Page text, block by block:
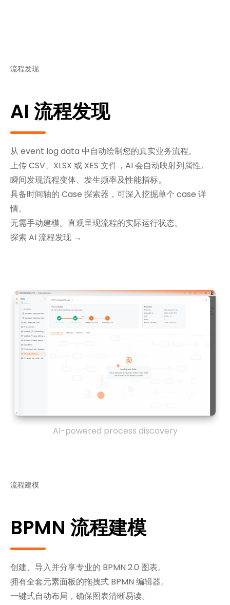
流程发现
AI 流程发现
从 event log data 中自动绘制您的真实业务流程。
上传 CSV、XLSX 或 XES 文件，AI 会自动映射列属性。
瞬间发现流程变体、发生频率及性能指标。
具备时间轴的 Case 探索器，可深入挖掘单个 case 详
情。
无需手动建模。直观呈现流程的实际运行状态。
探索 AI 流程发现 →
AI-powered process discovery
流程建模
BPMN 流程建模
创建、导入并分享专业的 BPMN 2.0 图表。
拥有全套元素面板的拖拽式 BPMN 编辑器。
一键式自动布局，确保图表清晰易读。